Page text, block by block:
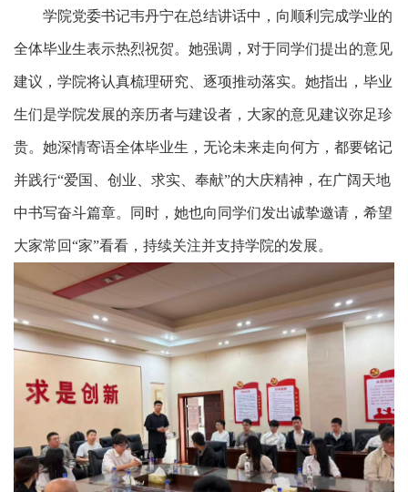
学院党委书记韦丹宁在总结讲话中，向顺利完成学业的
全体毕业生表示热烈祝贺。她强调，对于同学们提出的意见
建议，学院将‌认真梳理研究、逐项推动落实。她指出，毕业
生们是学院发展的‌亲历者与建设者‌，大家的意见建议‌弥足珍
贵‌。她深情寄语全体毕业生，无论未来走向何方，都要‌铭记
并践行“爱国、创业、求实、奉献”的大庆精神‌，在广阔天地
中书写奋斗篇章。同时，她也向同学们发出诚挚邀请，希望
大家‌常回“家”看看，持续关注并支持学院的发展‌。